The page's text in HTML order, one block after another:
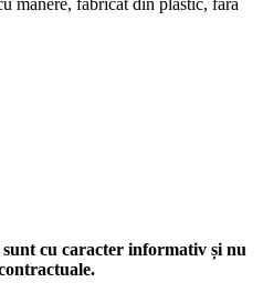
manere, fabricat din plastic, fara
cu caracter informativ și nu